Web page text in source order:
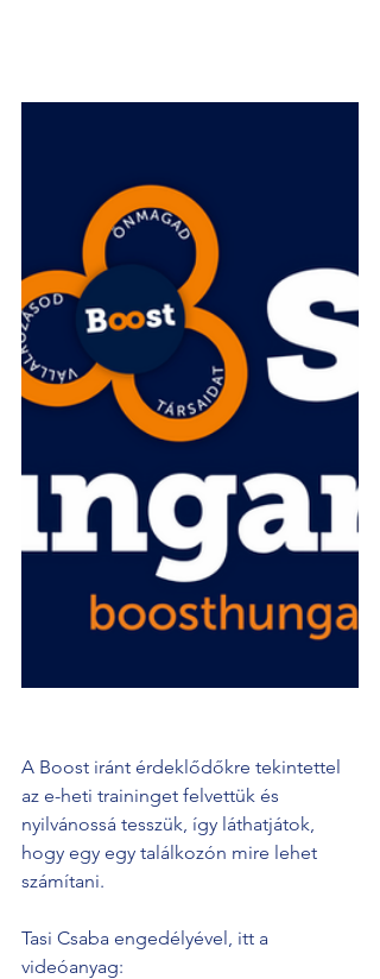
A Boost iránt érdeklődőkre tekintettel
az e-heti traininget felvettük és
nyilvánossá tesszük, így láthatjátok,
hogy egy egy találkozón mire lehet
számítani.
Tasi Csaba engedélyével, itt a
videóanyag: